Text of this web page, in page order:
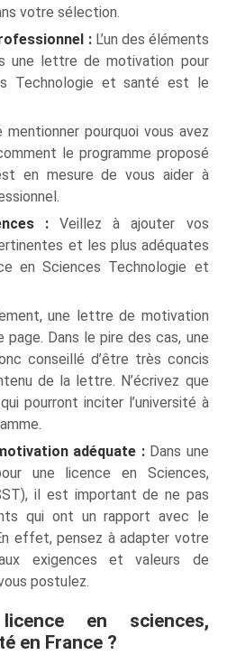
votre sélection.
: L’un des éléments
une lettre de motivation pour
Technologie et santé est le
pourquoi vous avez
le programme proposé
en mesure de vous aider à
:Veillez à ajouter vos
et les plus adéquates
en Sciences Technologie et
une lettre de motivation
page. Dans le pire des cas, une
conseillé d’être très concis
de la lettre. N’écrivez que
pourront inciter l’université à
adéquate : Dans une
une licence en Sciences,
il est important de ne pas
qui ont un rapport avec le
effet, pensez à adapter votre
exigences et valeurs de
postulez.
en sciences,
en France ?